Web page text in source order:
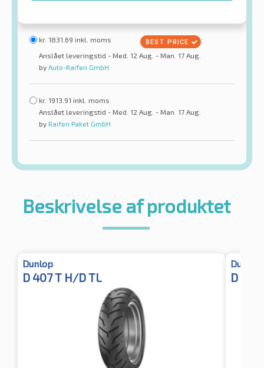
kr. 1831.69 inkl. moms
Anslået leveringstid - Med. 12 Aug. - Man. 17 Aug.
by Auto-Raifen GmbH
kr. 1913.91 inkl. moms
Anslået leveringstid - Med. 12 Aug. - Man. 17 Aug.
by Raifen Paket GmbH
Beskrivelse af produktet
Dunlop
D 407 T H/D TL
Dunlop
D